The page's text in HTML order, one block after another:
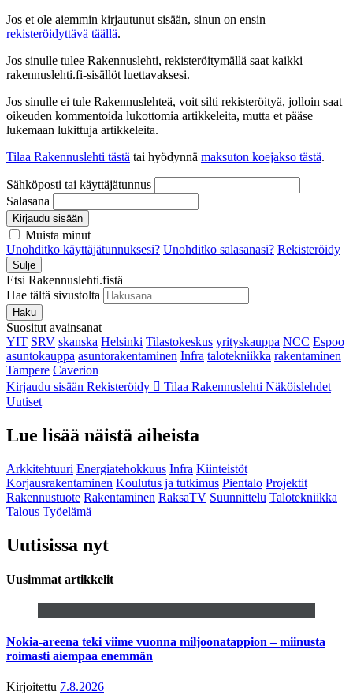
Jos et ole aiemmin kirjautunut sisään, sinun on ensin
rekisteröidyttävä täällä.
Jos sinulle tulee Rakennuslehti, rekisteröitymällä saat kaikki
rakennuslehti.fi-sisällöt luettavaksesi.
Jos sinulle ei tule Rakennuslehteä, voit silti rekisteröityä, jolloin saat
oikeuden kommentoida lukottomia artikkeleita, mutta et pääse
lukemaan lukittuja artikkeleita.
Tilaa Rakennuslehti tästä tai hyödynnä maksuton koejakso tästä.
Sähköposti tai käyttäjätunnus
Salasana
Kirjaudu sisään
Muista minut
Unohditko käyttäjätunnuksesi? Unohditko salasanasi? Rekisteröidy
Sulje
Etsi Rakennuslehti.fistä
Hae tältä sivustolta
Haku
Suositut avainsanat
YIT SRV skanska Helsinki Tilastokeskus yrityskauppa NCC Espoo
asuntokauppa asuntorakentaminen Infra talotekniikka rakentaminen
Tampere Caverion
Kirjaudu sisään Rekisteröidy Tilaa Rakennuslehti Näköislehdet
Uutiset
Lue lisää näistä aiheista
Arkkitehtuuri Energiatehokkuus Infra Kiinteistöt
Korjausrakentaminen Koulutus ja tutkimus Pientalo Projektit
Rakennustuote Rakentaminen RaksaTV Suunnittelu Talotekniikka
Talous Työelämä
Uutisissa nyt
Uusimmat artikkelit
Nokia-areena teki viime vuonna miljoonatappion – miinusta
roimasti aiempaa enemmän
Kirjoitettu 7.8.2026